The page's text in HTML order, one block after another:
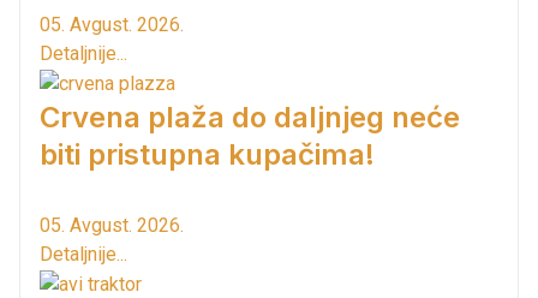
05. Avgust. 2026.
Detaljnije...
Crvena plaža do daljnjeg neće
biti pristupna kupačima!
05. Avgust. 2026.
Detaljnije...